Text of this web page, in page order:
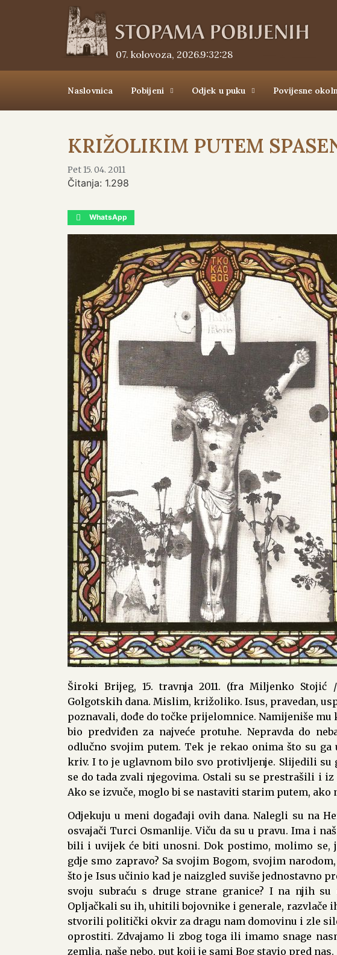
07. kolovoza, 2026.9:32:29
Naslovnica Pobijeni Odjek u puku Povijesne
KRIŽOLIKIM PUTEM
Pet 15. 04. 2011
Čitanja: 1.298
WhatsApp
Široki Brijeg, 15. travnja 2011. (fra Miljenko Stojić /
Golgotskih dana. Mislim, križoliko. Isus, pravedan,
poznavali, dođe do točke prijelomnice. Namijeniše mu
bio predviđen za najveće protuhe. Nepravda do
odlučno svojim putem. Tek je rekao onima što su
kriv. I to je uglavnom bilo svo protivljenje. Slijedili su
se do tada zvali njegovima. Ostali su se prestrašili i
Ako se izvuče, moglo bi se nastaviti starim putem, ako
Odjekuju u meni događaji ovih dana. Nalegli su na
osvajači Turci Osmanlije. Viču da su u pravu. Ima i
bili i uvijek će biti unosni. Dok postimo, molimo se,
gdje smo zapravo? Sa svojim Bogom, svojim
što je Isus učinio kad je naizgled suviše jednostavno
svoju subraću s druge strane granice? I na njih su
Opljačkali su ih, uhitili bojovnike i generale, razvlače
stvorili politički okvir za dragu nam domovinu i zle
oprostiti. Zdvajamo li zbog toga ili imamo snage
zemlja, naše nebo, put koji je sami Bog stavio pred nas.